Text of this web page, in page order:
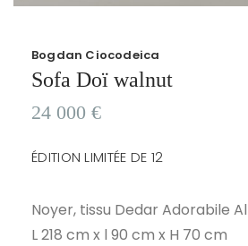
Bogdan Ciocodeica
Sofa Doï walnut
24 000 €
ÉDITION LIMITÉE DE 12
Noyer, tissu Dedar Adorabile
L 218 cm x l 90 cm x H 70 cm